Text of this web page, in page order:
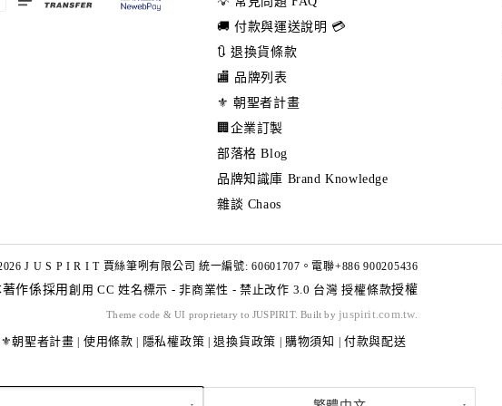
🚚 付款與運送說明 💳
🔃 退換貨條款
🏬 品牌列表
⚜️ 朝聖者計畫
🏢企業訂製
部落格 Blog
品牌知識庫 Brand Knowledge
雜談 Chaos
J U S P I R I T 賈絲筆咧有限公司 統一編號: 60601707。電聯+886 900205436
著作係採用創用 CC 姓名標示 - 非商業性 - 禁止改作 3.0 台灣 授權條款授權
Theme code & UI proprietary to JUSPIRIT. Built by juspirit.com.tw
⚜️朝聖者計畫 使用條款 隱私權政策 |退換貨政策 購物須知 付款與配送